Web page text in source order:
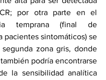
por otra parte en el
temprana (final de
pacientes sintomáticos) se
zona gris, donde
podría encontrarse
la sensibilidad analítica